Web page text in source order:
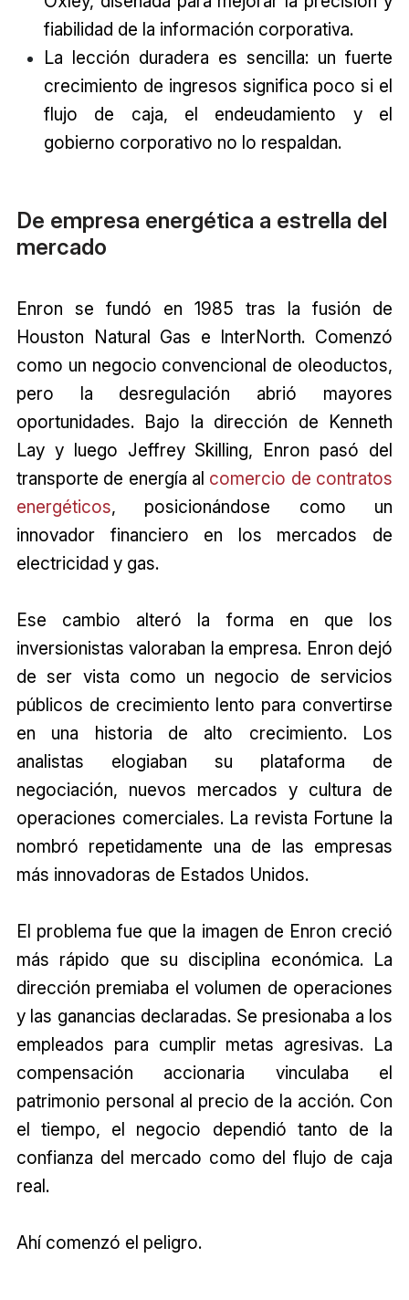
fiabilidad de la información corporativa.
La lección duradera es sencilla: un fuerte
crecimiento de ingresos significa poco si el
flujo de caja, el endeudamiento y el
gobierno corporativo no lo respaldan.
De empresa energética a estrella del
mercado
Enron se fundó en 1985 tras la fusión de
Houston Natural Gas e InterNorth. Comenzó
como un negocio convencional de oleoductos,
pero la desregulación abrió mayores
oportunidades. Bajo la dirección de Kenneth
Lay y luego Jeffrey Skilling, Enron pasó del
transporte de energía al comercio de contratos
energéticos, posicionándose como un
innovador financiero en los mercados de
electricidad y gas.
Ese cambio alteró la forma en que los
inversionistas valoraban la empresa. Enron dejó
de ser vista como un negocio de servicios
públicos de crecimiento lento para convertirse
en una historia de alto crecimiento. Los
analistas elogiaban su plataforma de
negociación, nuevos mercados y cultura de
operaciones comerciales. La revista Fortune la
nombró repetidamente una de las empresas
más innovadoras de Estados Unidos.
El problema fue que la imagen de Enron creció
más rápido que su disciplina económica. La
dirección premiaba el volumen de operaciones
y las ganancias declaradas. Se presionaba a los
empleados para cumplir metas agresivas. La
compensación accionaria vinculaba el
patrimonio personal al precio de la acción. Con
el tiempo, el negocio dependió tanto de la
confianza del mercado como del flujo de caja
real.
Ahí comenzó el peligro.